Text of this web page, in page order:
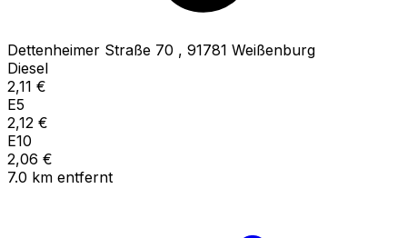
Dettenheimer Straße 70 , 91781 Weißenburg
Diesel
2,11 €
E5
2,12 €
E10
2,06 €
7.0 km entfernt